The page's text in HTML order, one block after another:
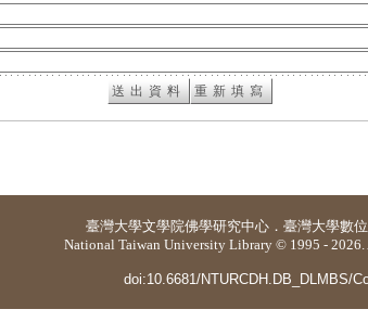
臺灣大學文學院佛學研究中心 ． 臺灣大學數
National Taiwan University Library © 1995 - 2026.
doi:10.6681/NTURCDH.DB_DLMBS/